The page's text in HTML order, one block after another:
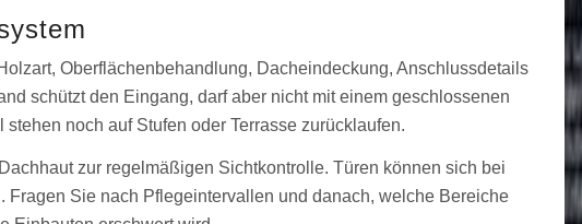
Oberflächenbehandlung, Dacheindeckung, Anschlussdetails
schützt den Eingang, darf aber nicht mit einem geschlossenen
noch auf Stufen oder Terrasse zurücklaufen.
zur regelmäßigen Sichtkontrolle. Türen können sich bei
Sie nach Pflegeintervallen und danach, welche Bereiche